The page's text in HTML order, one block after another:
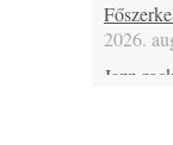
2026.
Jazz-